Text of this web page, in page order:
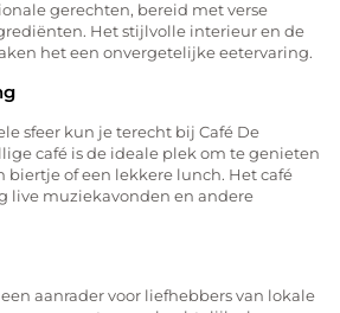
gerechten, bereid met verse
Het stijlvolle interieur en de
het een onvergetelijke eetervaring.
sfeer kun je terecht bij Café De
café is de ideale plek om te genieten
biertje of een lekkere lunch. Het café
live muziekavonden en andere
aanrader voor liefhebbers van lokale